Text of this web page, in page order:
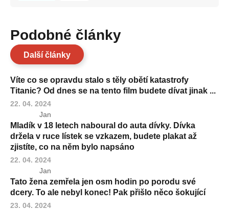
Podobné články
Další články
Víte co se opravdu stalo s těly obětí katastrofy
Titanic? Od dnes se na tento film budete dívat jinak ...
22. 04. 2024
Jan
Mladík v 18 letech naboural do auta dívky. Dívka
držela v ruce lístek se vzkazem, budete plakat až
zjistíte, co na něm bylo napsáno
22. 04. 2024
Jan
Tato žena zemřela jen osm hodin po porodu své
dcery. To ale nebyl konec! Pak přišlo něco šokující
23. 04. 2024